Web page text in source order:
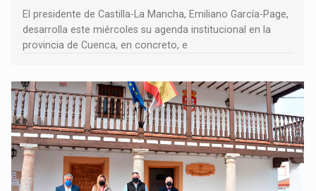
El presidente de Castilla-La Mancha, Emiliano García-Page,
desarrolla este miércoles su agenda institucional en la
provincia de Cuenca, en concreto, e